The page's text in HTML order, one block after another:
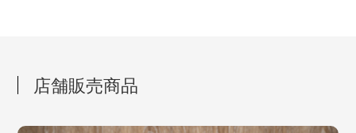
店舗販売商品